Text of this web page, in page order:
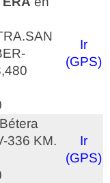
Ir
(GPS)
336 KM.
Ir
(GPS)